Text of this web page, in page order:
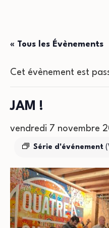
« Tous les Évènements
Cet évènement est
JAM !
vendredi 7 novembre
Série d'événement